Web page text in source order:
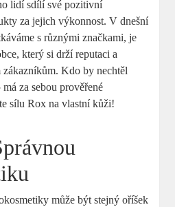
lidí ‍sdílí své pozitivní
za⁢ jejich výkonnost. V dnešní
s různými značkami, je
který si drží reputaci a
Kdo by nechtěl
⁣za sebou prověřené
sílu Rox‌ na ⁤vlastní kůži!
může být stejný oříšek